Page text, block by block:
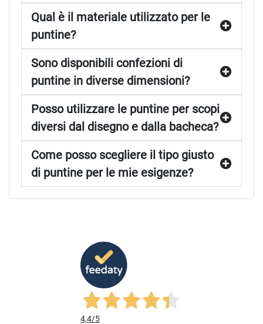
Qual è il materiale utilizzato per le
puntine?
Sono disponibili confezioni di
puntine in diverse dimensioni?
Posso utilizzare le puntine per scopi
diversi dal disegno e dalla bacheca?
Come posso scegliere il tipo giusto
di puntine per le mie esigenze?
4,4/5